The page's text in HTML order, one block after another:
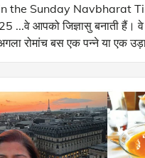
the Sunday Navbharat
भरोसा
की दूरी पर
मौजूद हो सकता है... जब मैंने